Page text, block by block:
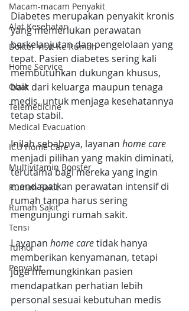
Macam-macam Penyakit
Alat Kesehatan
Dokter Visit Ke Rumah
Home Service
Obat
Telemedicine
Medical Evacuation
ICU Home Care
Multivitamin Booster
Rumah Sakit
Rumah Sakit
Tensi
Tumor
Penyakit
Diabetes merupakan penyakit kronis
yang memerlukan perawatan
berkelanjutan dan pengelolaan yang
tepat. Pasien diabetes sering kali
membutuhkan dukungan khusus,
baik dari keluarga maupun tenaga
medis, untuk menjaga kesehatannya
tetap stabil.
Inilah sebabnya, layanan home care
menjadi pilihan yang makin diminati,
terutama bagi mereka yang ingin
mendapatkan perawatan intensif di
rumah tanpa harus sering
mengunjungi rumah sakit.
Layanan home care tidak hanya
memberikan kenyamanan, tetapi
juga memungkinkan pasien
mendapatkan perhatian lebih
personal sesuai kebutuhan medis